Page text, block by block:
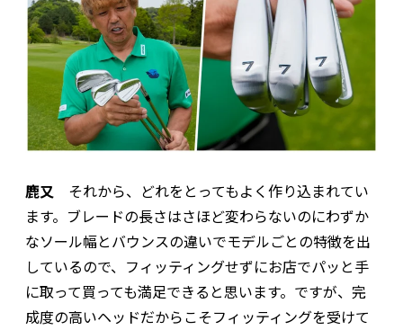
鹿又 それから、どれをとってもよく作り込まれてい
ます。ブレードの長さはさほど変わらないのにわずか
なソール幅とバウンスの違いでモデルごとの特徴を出
しているので、フィッティングせずにお店でパッと手
に取って買っても満足できると思います。ですが、完
成度の高いヘッドだからこそフィッティングを受けて